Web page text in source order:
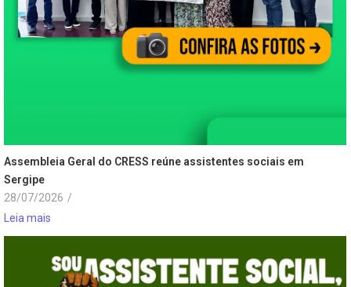
Assembleia Geral do CRESS reúne assistentes sociais em
Sergipe
28/07/2026 /
Leia mais